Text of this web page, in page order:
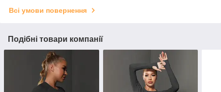
Всі умови повернення
Подібні товари компанії